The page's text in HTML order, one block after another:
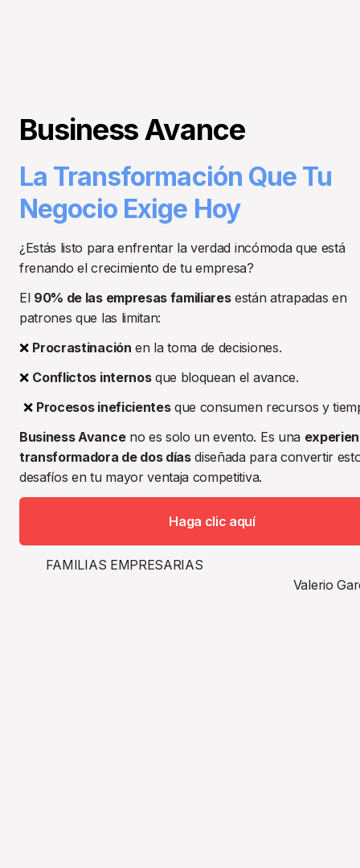
Business Avance
La Transformación Que Tu
Negocio Exige Hoy
¿Estás listo para enfrentar la verdad incómoda que está
frenando el crecimiento de tu empresa?
El 90% de las empresas familiares están atrapadas en
patrones que las limitan:
❌ Procrastinación en la toma de decisiones.
❌ Conflictos internos que bloquean el avance.
❌ Procesos ineficientes que consumen recursos y
Business Avance no es solo un evento. Es una
transformadora de dos días diseñada para convertir
desafíos en tu mayor ventaja competitiva.
Haga clic aquí
Valerio